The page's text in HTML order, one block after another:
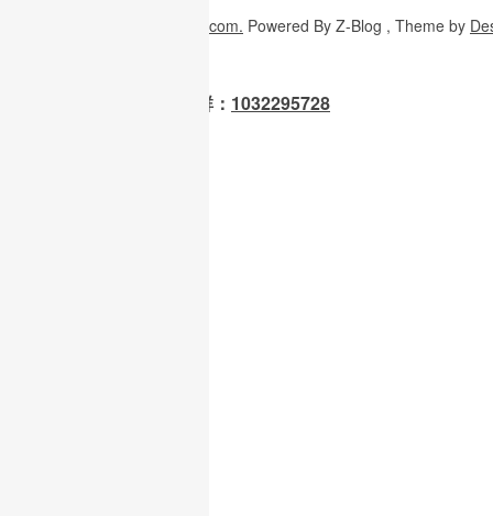
W3H5.com. Powered By Z-Blog , Theme by
OpenClaw 龙虾交流群： 1032295728